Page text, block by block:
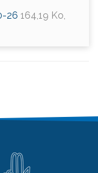
26 164,19 Ko,